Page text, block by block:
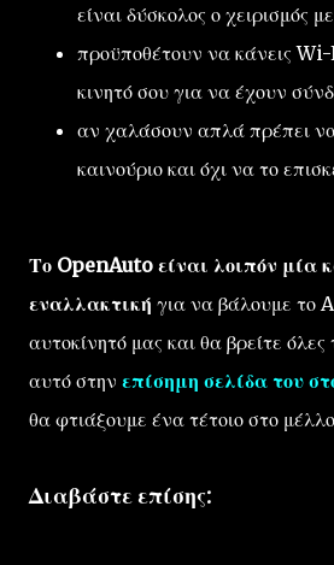
είναι δύσκολος ο χειρισμός
προϋποθέτουν να κάνεις
κινητό σου για να έχουν
αν χαλάσουν απλά πρέπει
καινούριο και όχι να το
Το OpenAuto είναι λοιπόν μία
εναλλακτική για να βάλουμε
αυτοκίνητό μας και θα βρείτε όλες
αυτό στην επίσημη σελίδα του
θα φτιάξουμε ένα τέτοιο στο
Διαβάστε επίσης: